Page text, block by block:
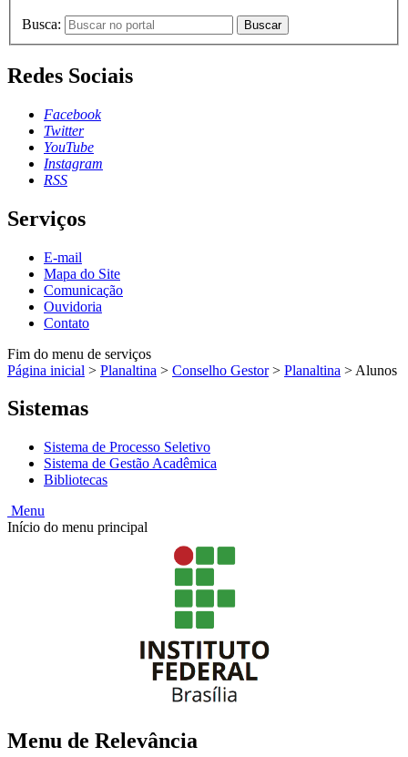
Busca: Buscar
Redes Sociais
Facebook
Twitter
YouTube
Instagram
RSS
Serviços
E-mail
Mapa do Site
Comunicação
Ouvidoria
Contato
Fim do menu de serviços
Página inicial > Planaltina > Conselho Gestor > Planaltina > Alunos
Sistemas
Sistema de Processo Seletivo
Sistema de Gestão Acadêmica
Bibliotecas
Menu
Início do menu principal
Menu de Relevância